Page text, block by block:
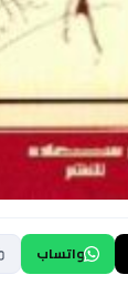
واتساب